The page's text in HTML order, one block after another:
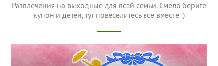
Развлечения на выходные для всей семьи. Смело берите
купон и детей, тут повеселитесь все вместе ;)